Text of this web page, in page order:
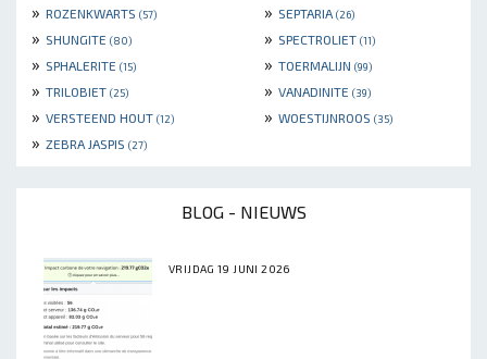
» ROZENKWARTS (57) » SEPTARIA (26)
» SHUNGITE (80) » SPECTROLIET (11)
» SPHALERITE (15) » TOERMALIJN (99)
» TRILOBIET (25) » VANADINITE (39)
» VERSTEEND HOUT (12) » WOESTIJNROOS (35)
» ZEBRA JASPIS (27)
BLOG - NIEUWS
VRIJDAG 19 JUNI 2026